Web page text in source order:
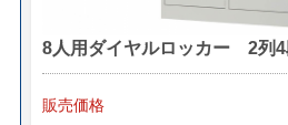
■東京23区 1台 ￥5,000（自社
￥8,000（自社便・搬
■神奈川県・東京都 1台 ￥
8人用ダイヤルロッカー 2
販売価格